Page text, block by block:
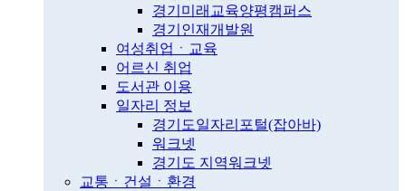
경기미래교육양평캠퍼스
경기인재개발원
여성취업ㆍ교육
어르신 취업
도서관 이용
일자리 정보
경기도일자리포털(잡아바)
워크넷
경기도 지역워크넷
교통ㆍ건설ㆍ환경